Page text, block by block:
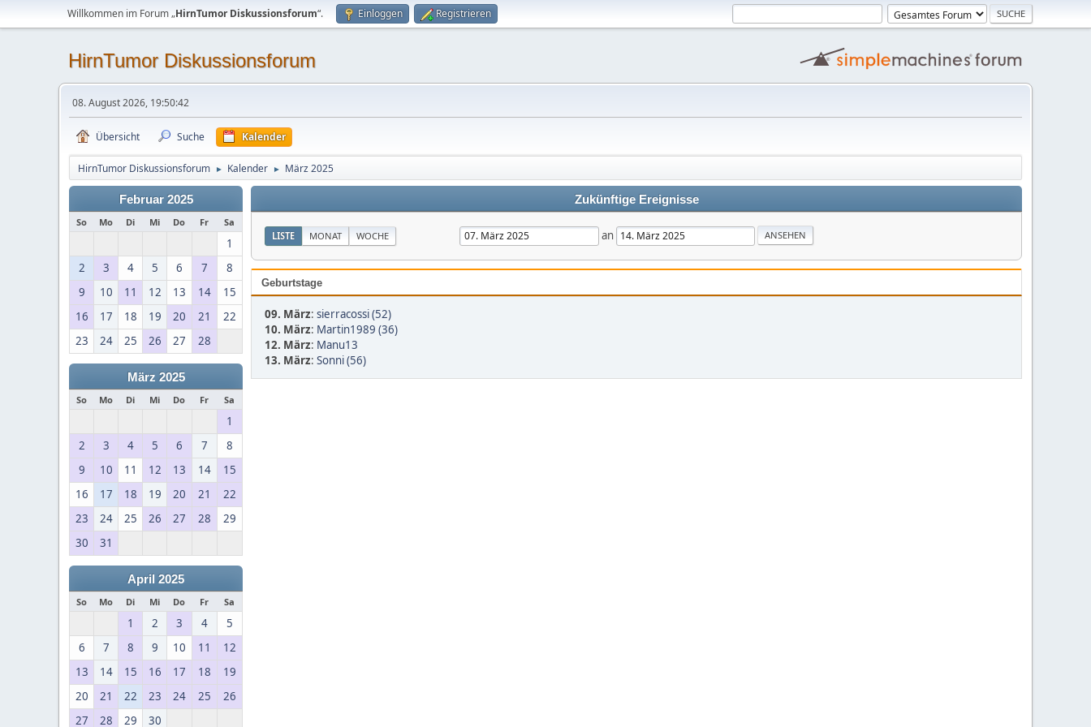
Willkommen im Forum „HirnTumor Diskussionsforum“. Einloggen Registrieren
HirnTumor Diskussionsforum
08. August 2026, 19:50:42
Übersicht Suche Kalender
HirnTumor Diskussionsforum ► Kalender ► März 2025
Februar 2025
So Mo Di Mi Do Fr Sa
1
2
3 4 5 6 7
8
9
10 11 12 13 14
15
16
17 18 19 20 21
22
23
24 25 26 27 28
März 2025
So Mo Di Mi Do Fr Sa
1
2
3 4 5 6 7
8
9
10 11 12 13 14
15
16
17 18 19 20 21
22
23
24 25 26 27 28
29
30
31
April 2025
So Mo Di Mi Do Fr Sa
1 2 3 4
5
6
7 8 9 10 11
12
13
14 15 16 17 18
19
20
21 22 23 24 25
26
27
28 29 30
Zukünftige Ereignisse
LISTE MONAT WOCHE an
Geburtstage
09. März: sierracossi (52)
10. März: Martin1989 (36)
12. März: Manu13
13. März: Sonni (56)